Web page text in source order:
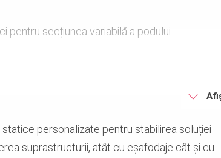
pentru secțiunea variabilă a podului
personalizate pentru stabilirea soluției
suprastructurii, atât cu eșafodaje cât și cu